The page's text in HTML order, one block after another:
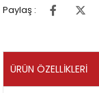
Paylaş :
ÜRÜN ÖZELLIKLERI